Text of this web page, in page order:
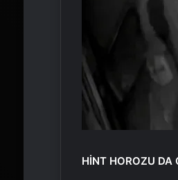
HİNT HOROZU DA